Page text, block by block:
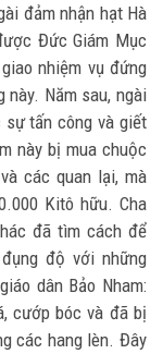
đảm nhận hạt Hà
Đức Giám Mục
nhiệm vụ đứng
Năm sau, ngài
tấn công và giết
này bị mua chuộc
các quan lại, mà
Kitô hữu. Cha
đã tìm cách để
độ với những
dân Bảo Nham:
cướp bóc và đã bị
các hang lèn. Đây